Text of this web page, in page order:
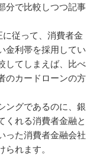
分で比較しつつ記事
従って、消費者金
金利帯を採用してい
してしまえば、比べ
のカードローンの方
ングであるのに、銀
くれる消費者金融と
った消費者金融会社
れます。